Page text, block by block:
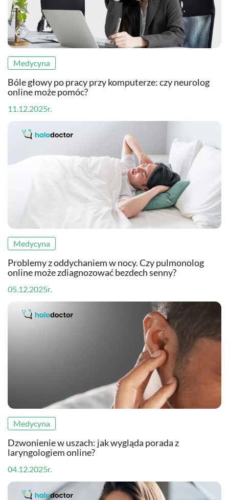
Medycyna
Bóle głowy po pracy przy komputerze: czy neurolog
online może pomóc?
11.12.2025r.
Medycyna
Problemy z oddychaniem w nocy. Czy pulmonolog
online może zdiagnozować bezdech senny?
05.12.2025r.
Medycyna
Dzwonienie w uszach: jak wygląda porada z
laryngologiem online?
04.12.2025r.